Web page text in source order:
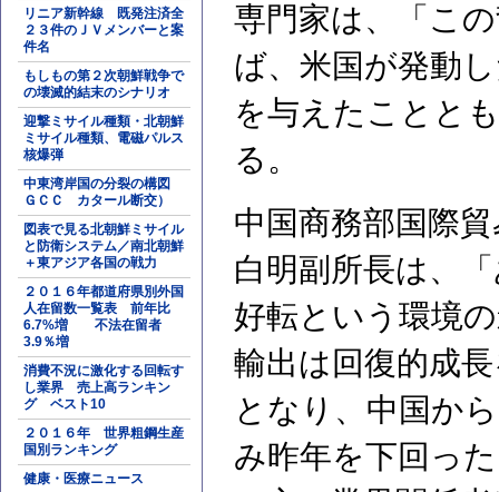
リニア新幹線 既発注済全
２３件のＪＶメンバーと案
件名
もしもの第２次朝鮮戦争で
の壊滅的結末のシナリオ
迎撃ミサイル種類・北朝鮮
ミサイル種類、電磁パルス
核爆弾
中東湾岸国の分裂の構図
ＧＣＣ カタール断交）
図表で見る北朝鮮ミサイル
と防衛システム／南北朝鮮
＋東アジア各国の戦力
２０１６年都道府県別外国
人在留数一覧表 前年比
6.7%増 不法在留者
3.9％増
消費不況に激化する回転す
し業界 売上高ランキン
グ ベスト10
２０１６年 世界粗鋼生産
国別ランキング
健康・医療ニュース
専門家は、「こ
ば、米国が発動
を与えたことと
る。
中国商務部国際
白明副所長は、
好転という環境
輸出は回復的成
となり、中国か
み昨年を下回っ